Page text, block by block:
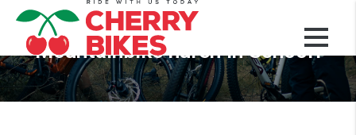
Mountainbike huren in Schoorl